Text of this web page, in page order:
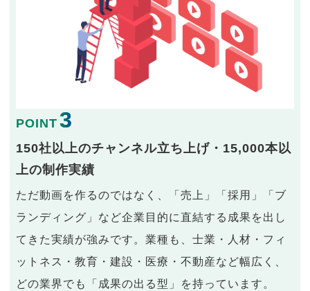
POINT 3
150社以上のチャンネル立ち上げ・15,000本以
上の制作実績
ただ動画を作るのではなく、「売上」「採用」「ブ
ランディング」など企業目的に直結する成果を出し
てきた実績が強みです。業種も、士業・人材・フィ
ットネス・教育・建設・医療・不動産など幅広く、
どの業界でも「成果の出る型」を持っています。